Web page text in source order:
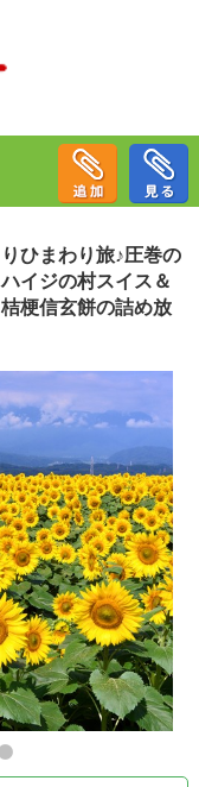
ひまわり旅♪圧巻の
イジの村スイス＆
梗信玄餅の詰め放